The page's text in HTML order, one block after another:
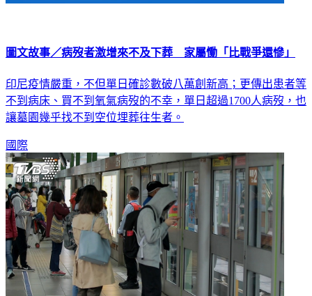
圖文故事／病歿者激增來不及下葬 家屬慟「比戰爭還慘」
印尼疫情嚴重，不但單日確診數破八萬創新高；更傳出患者等
不到病床、買不到氧氣病歿的不幸，單日超過1700人病歿，也
讓墓園幾乎找不到空位埋葬往生者。
國際